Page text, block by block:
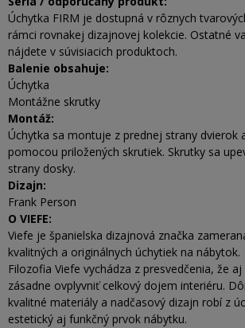
Úchytka FIRM je dostupná v rôznych
rámci rovnakej dizajnovej kolekcie. Ostatné
nájdete v súvisiacich produktoch.
Balenie obsahuje:
Úchytka
Montážne skrutky
Montáž:
Úchytka sa montuje z prednej strany dvierok
pomocou priložených skrutiek. Skrutky sa
strany dosky.
Dizajn:
Frank Person
O VIEFE:
Viefe je španielska dizajnová značka
kvalitných a originálnych úchytiek na nábytok.
Filozofia Viefe vychádza z presvedčenia, že
zásadne ovplyvniť celkový dojem interiéru.
kvalitné materiály a nadčasový dizajn robí z
estetický aj funkčný prvok nábytku.